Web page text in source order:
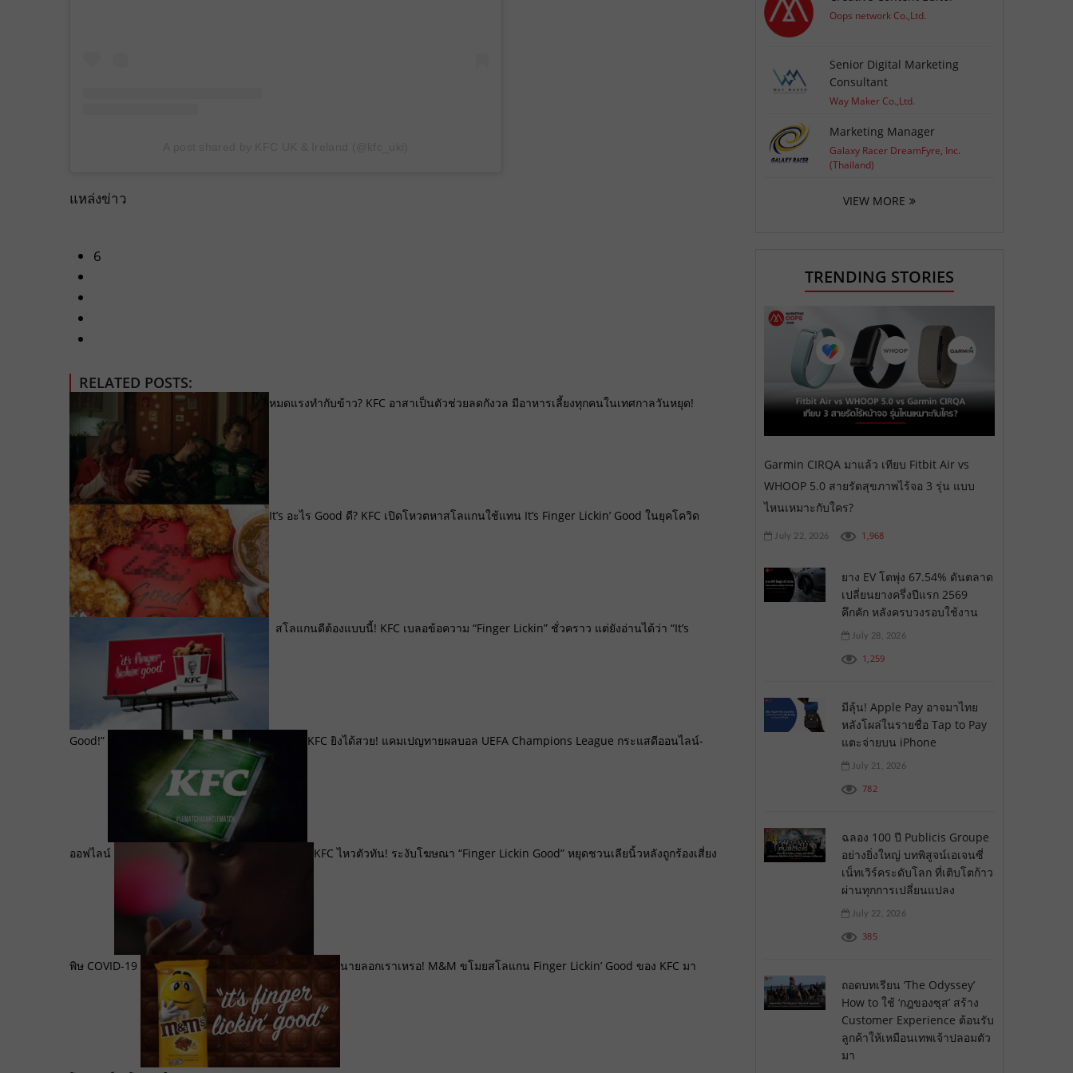
แหล่งข่าว
6
RELATED POSTS:
หมดแรงทำกับข้าว? KFC อาสาเป็นตัวช่วยลดกังวล มีอาหารเลี้ยงทุกคนในเทศกาลวันหยุด!
It’s อะไร Good ดี? KFC เปิดโหวตหาสโลแกนใช้แทน It’s Finger Lickin’ Good ในยุคโควิด
สโลแกนดีต้องแบบนี้! KFC เบลอข้อความ “Finger Lickin” ชั่วคราว แต่ยังอ่านได้ว่า “It’s
Good!” KFC ยิงได้สวย! แคมเปญทายผลบอล UEFA Champions League กระแสดีออนไลน์-
ออฟไลน์ KFC ไหวตัวทัน! ระงับโฆษณา “Finger Lickin Good” หยุดชวนเลียนิ้วหลังถูกร้องเสี่ยง
พิษ COVID-19 นายลอกเราเหรอ! M&M ขโมยสโลแกน Finger Lickin’ Good ของ KFC มา
Oops network Co.,Ltd.
Senior Digital Marketing
Consultant
Way Maker Co.,Ltd.
Marketing Manager
Galaxy Racer DreamFyre, Inc.
(Thailand)
VIEW MORE
TRENDING STORIES
Garmin CIRQA มาแล้ว เทียบ Fitbit Air vs
WHOOP 5.0 สายรัดสุขภาพไร้จอ 3 รุ่น แบบ
ไหนเหมาะกับใคร?
July 22, 2026 1,968
ยาง EV โตพุ่ง 67.54% ดันตลาด
เปลี่ยนยางครึ่งปีแรก 2569
คึกคัก หลังครบวงรอบใช้งาน
July 28, 2026
1,259
มีลุ้น! Apple Pay อาจมาไทย
หลังโผล่ในรายชื่อ Tap to Pay
แตะจ่ายบน iPhone
July 21, 2026
782
ฉลอง 100 ปี Publicis Groupe
อย่างยิ่งใหญ่ บทพิสูจน์เอเจนซี่
เน็ทเวิร์คระดับโลก ที่เติบโตก้าว
ผ่านทุกการเปลี่ยนแปลง
July 22, 2026
385
ถอดบทเรียน ‘The Odyssey’
How to ใช้ ‘กฎของซุส’ สร้าง
Customer Experience ต้อนรับ
ลูกค้าให้เหมือนเทพเจ้าปลอมตัว
มา